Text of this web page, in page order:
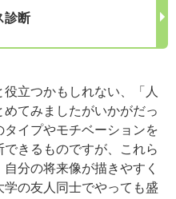
診断
立つかもしれない、「人
てみましたがいかがだっ
イプやモチベーションを
できるものですが、これら
分の将来像が描きやすく
の友人同士でやっても盛